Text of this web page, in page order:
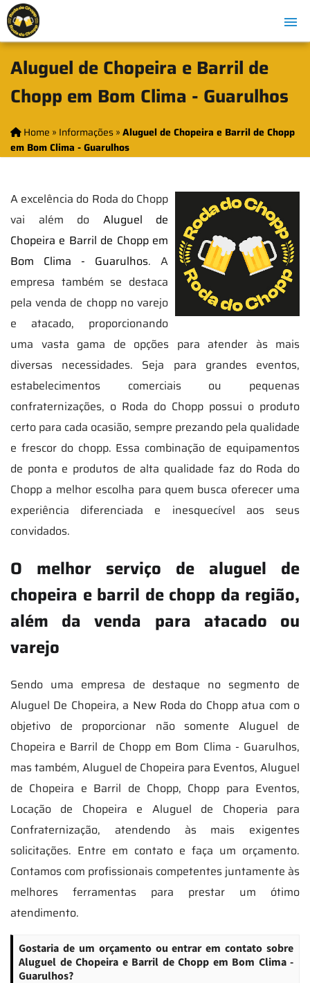
Aluguel de Chopeira e Barril de
Chopp em Bom Clima - Guarulhos
Home » Informações»Aluguel de Chopeira e Barril de Chopp
em Bom Clima - Guarulhos
A excelência do Roda do Chopp
vai além do Aluguel de
Chopeira e Barril de Chopp em
Bom Clima - Guarulhos. A
empresa também se destaca
pela venda de chopp no varejo
e atacado, proporcionando
uma vasta gama de opções para atender às mais
diversas necessidades. Seja para grandes eventos,
estabelecimentos comerciais ou pequenas
confraternizações, o Roda do Chopp possui o produto
certo para cada ocasião, sempre prezando pela qualidade
e frescor do chopp. Essa combinação de equipamentos
de ponta e produtos de alta qualidade faz do Roda do
Chopp a melhor escolha para quem busca oferecer uma
experiência diferenciada e inesquecível aos seus
convidados.
O melhor serviço de aluguel de
chopeira e barril de chopp da região,
além da venda para atacado ou
varejo
Sendo uma empresa de destaque no segmento de
Aluguel De Chopeira, a New Roda do Chopp atua com o
objetivo de proporcionar não somente Aluguel de
Chopeira e Barril de Chopp em Bom Clima - Guarulhos,
mas também, Aluguel de Chopeira para Eventos, Aluguel
de Chopeira e Barril de Chopp, Chopp para Eventos,
Locação de Chopeira e Aluguel de Choperia para
Confraternização, atendendo às mais exigentes
solicitações. Entre em contato e faça um orçamento.
Contamos com profissionais competentes juntamente às
melhores ferramentas para prestar um ótimo
atendimento.
Gostaria de um orçamento ou entrar em contato sobre
Aluguel de Chopeira e Barril de Chopp em Bom Clima -
Guarulhos?